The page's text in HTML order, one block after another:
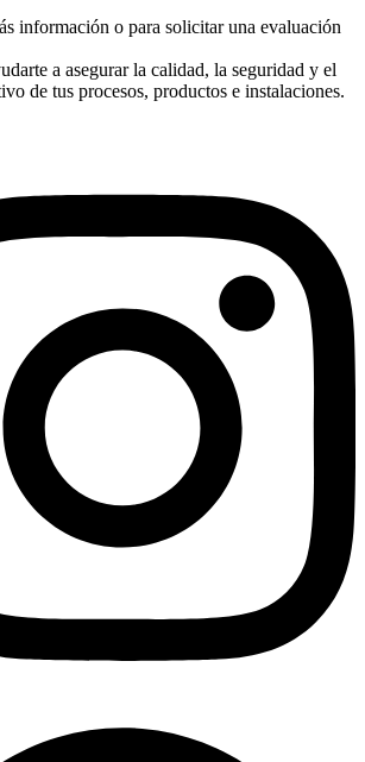
información o para solicitar una evaluación
a asegurar la calidad, la seguridad y el
de tus procesos, productos e instalaciones.